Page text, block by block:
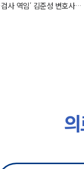
법무법인 대륜, ‘판·검사 역임’ 김준성 변호사 영입